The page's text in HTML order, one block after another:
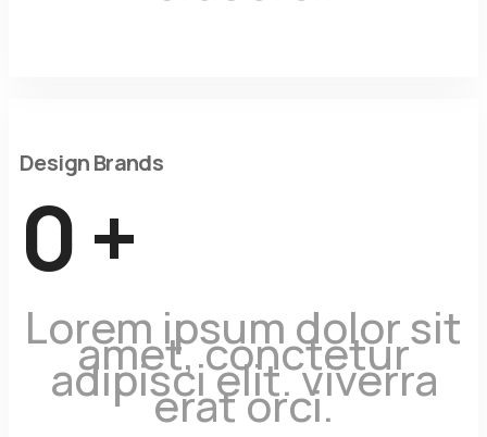
Design Brands
0+
Lorem ipsum dolor sit
amet, conctetur
adipisci elit. viverra
erat orci.